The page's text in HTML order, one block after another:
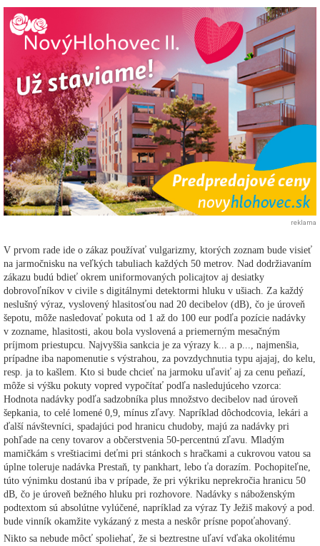
reklama
V prvom rade ide o zákaz používať vulgarizmy, ktorých zoznam bude visieť
na jarmočnisku na veľkých tabuliach každých 50 metrov. Nad dodržiavaním
zákazu budú bdieť okrem uniformovaných policajtov aj desiatky
dobrovoľníkov v civile s digitálnymi detektormi hluku v ušiach. Za každý
neslušný výraz, vyslovený hlasitosťou nad 20 decibelov (dB), čo je úroveň
šepotu, môže nasledovať pokuta od 1 až do 100 eur podľa pozície nadávky
v zozname, hlasitosti, akou bola vyslovená a priemerným mesačným
príjmom priestupcu. Najvyššia sankcia je za výrazy k... a p..., najmenšia,
prípadne iba napomenutie s výstrahou, za povzdychnutia typu ajajaj, do kelu,
resp. ja to kašlem. Kto si bude chcieť na jarmoku uľaviť aj za cenu peňazí,
môže si výšku pokuty vopred vypočítať podľa nasledujúceho vzorca:
Hodnota nadávky podľa sadzobníka plus množstvo decibelov nad úroveň
šepkania, to celé lomené 0,9, mínus zľavy. Napríklad dôchodcovia, lekári a
ďalší návštevníci, spadajúci pod hranicu chudoby, majú za nadávky pri
pohľade na ceny tovarov a občerstvenia 50-percentnú zľavu. Mladým
mamičkám s vreštiacimi deťmi pri stánkoch s hračkami a cukrovou vatou sa
úplne toleruje nadávka Prestaň, ty pankhart, lebo ťa dorazím. Pochopiteľne,
túto výnimku dostanú iba v prípade, že pri výkriku neprekročia hranicu 50
dB, čo je úroveň bežného hluku pri rozhovore. Nadávky s náboženským
podtextom sú absolútne vylúčené, napríklad za výraz Ty Ježiš makový a pod.
bude vinník okamžite vykázaný z mesta a neskôr prísne popoťahovaný.
Nikto sa nebude môcť spoliehať, že si beztrestne uľaví vďaka okolitému